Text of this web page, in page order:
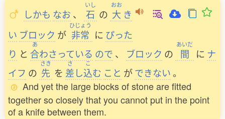
しかも なお 、
いし
石 の
おお
大 き
い ブロック が
ひじょう
非常 に ぴった
り と
あ
合わさっている ので 、 ブロック の
あいだ
間 に ナ
イフ の
さき
先 を
さ
差し
こ
込む こと ができない。
And yet the large blocks of stone are fitted
together so closely that you cannot put in the point
of a knife between them.